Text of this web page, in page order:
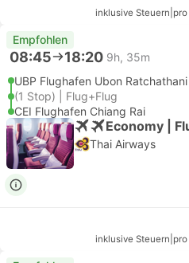
inklusive Steuern
Empfohlen
08:45 18:20 9h, 35m
UBP Flughafen Ubon Ratchathani
(1 Stop) | Flug+Flug
CEI Flughafen Chiang Rai
Economy |
Thai Airways
inklusive Steuern